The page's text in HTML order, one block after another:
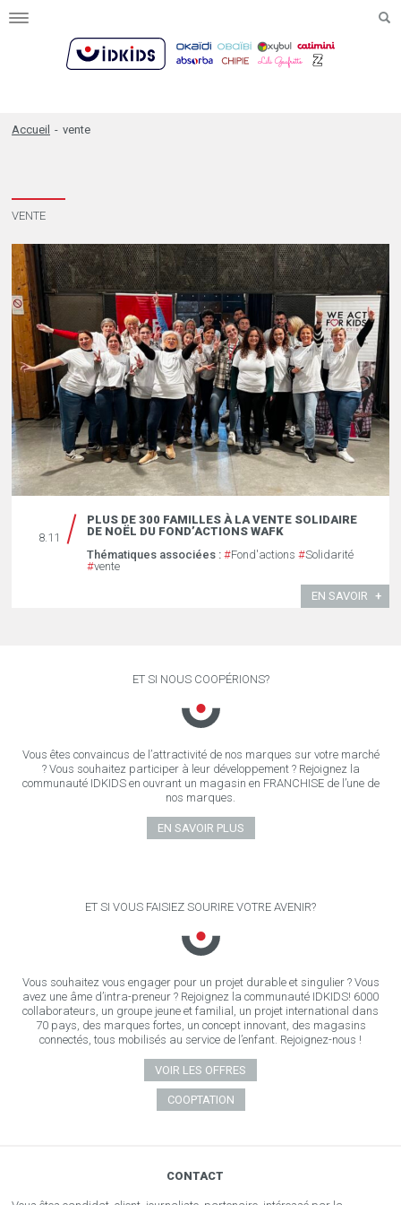
Toggle
Accueil - vente
VENTE
8.11
PLUS DE 300 FAMILLES À LA VENTE SOLIDAIRE
DE NOËL DU FOND’ACTIONS WAFK
Thématiques associées : #Fond'actions #Solidarité
#vente
EN SAVOIR
ET SI NOUS COOPÉRIONS?
Vous êtes convaincus de l’attractivité de nos marques sur votre marché
? Vous souhaitez participer à leur développement ? Rejoignez la
communauté IDKIDS en ouvrant un magasin en FRANCHISE de l’une de
nos marques.
EN SAVOIR PLUS
ET SI VOUS FAISIEZ SOURIRE VOTRE AVENIR?
Vous souhaitez vous engager pour un projet durable et singulier ? Vous
avez une âme d’intra-preneur ? Rejoignez la communauté IDKIDS! 6000
collaborateurs, un groupe jeune et familial, un projet international dans
70 pays, des marques fortes, un concept innovant, des magasins
connectés, tous mobilisés au service de l’enfant. Rejoignez-nous !
VOIR LES OFFRES
COOPTATION
CONTACT